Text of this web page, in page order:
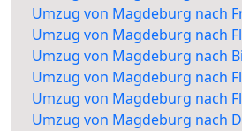
Umzug von Magdeburg nach
Umzug von Magdeburg nach
Umzug von Magdeburg nach
Umzug von Magdeburg nach
Umzug von Magdeburg nach
Umzug von Magdeburg nach